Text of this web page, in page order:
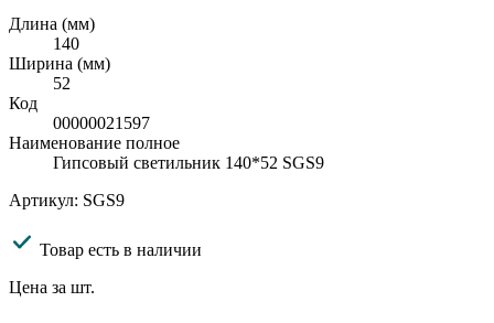
Длина (мм)
140
Ширина (мм)
52
Код
00000021597
Наименование полное
Гипсовый светильник 140*52 SGS9
Артикул: SGS9
Товар есть в наличии
Цена за шт.